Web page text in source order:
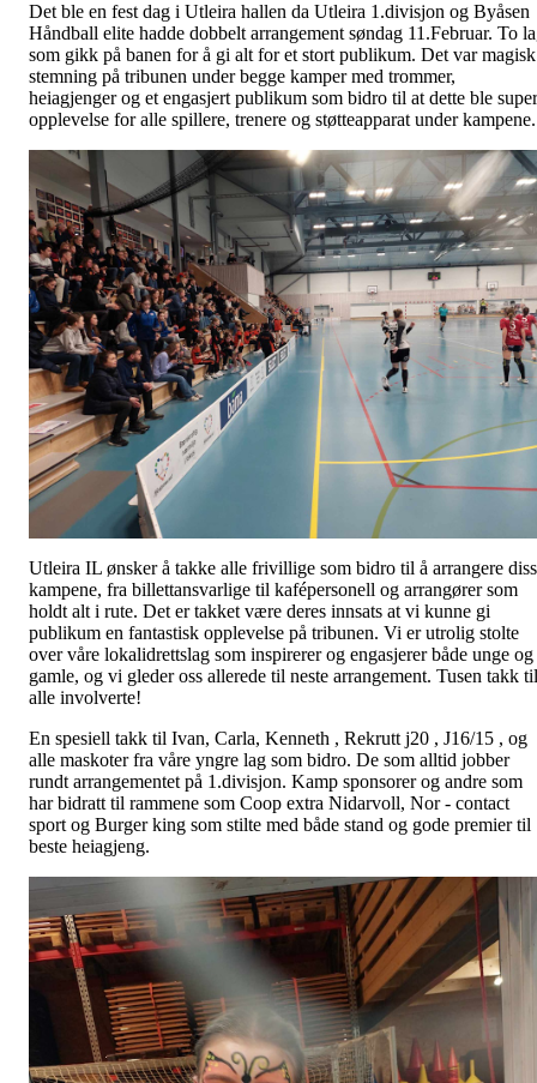
Det ble en fest dag i Utleira hallen da Utleira 1.divisjon og Byåsen
Håndball elite hadde dobbelt arrangement søndag 11.Februar. To
som gikk på banen for å gi alt for et stort publikum. Det var magisk
stemning på tribunen under begge kamper med trommer,
heiagjenger og et engasjert publikum som bidro til at dette ble super
opplevelse for alle spillere, trenere og støtteapparat under
Utleira IL ønsker å takke alle frivillige som bidro til å arrangere
kampene, fra billettansvarlige til kafépersonell og arrangører som
holdt alt i rute. Det er takket være deres innsats at vi kunne gi
publikum en fantastisk opplevelse på tribunen. Vi er utrolig stolte
over våre lokalidrettslag som inspirerer og engasjerer både unge og
gamle, og vi gleder oss allerede til neste arrangement. Tusen takk til
alle involverte!
En spesiell takk til Ivan, Carla, Kenneth , Rekrutt j20 , J16/15 , og
alle maskoter fra våre yngre lag som bidro. De som alltid jobber
rundt arrangementet på 1.divisjon. Kamp sponsorer og andre som
har bidratt til rammene som Coop extra Nidarvoll, Nor - contact
sport og Burger king som stilte med både stand og gode premier til
beste heiagjeng.